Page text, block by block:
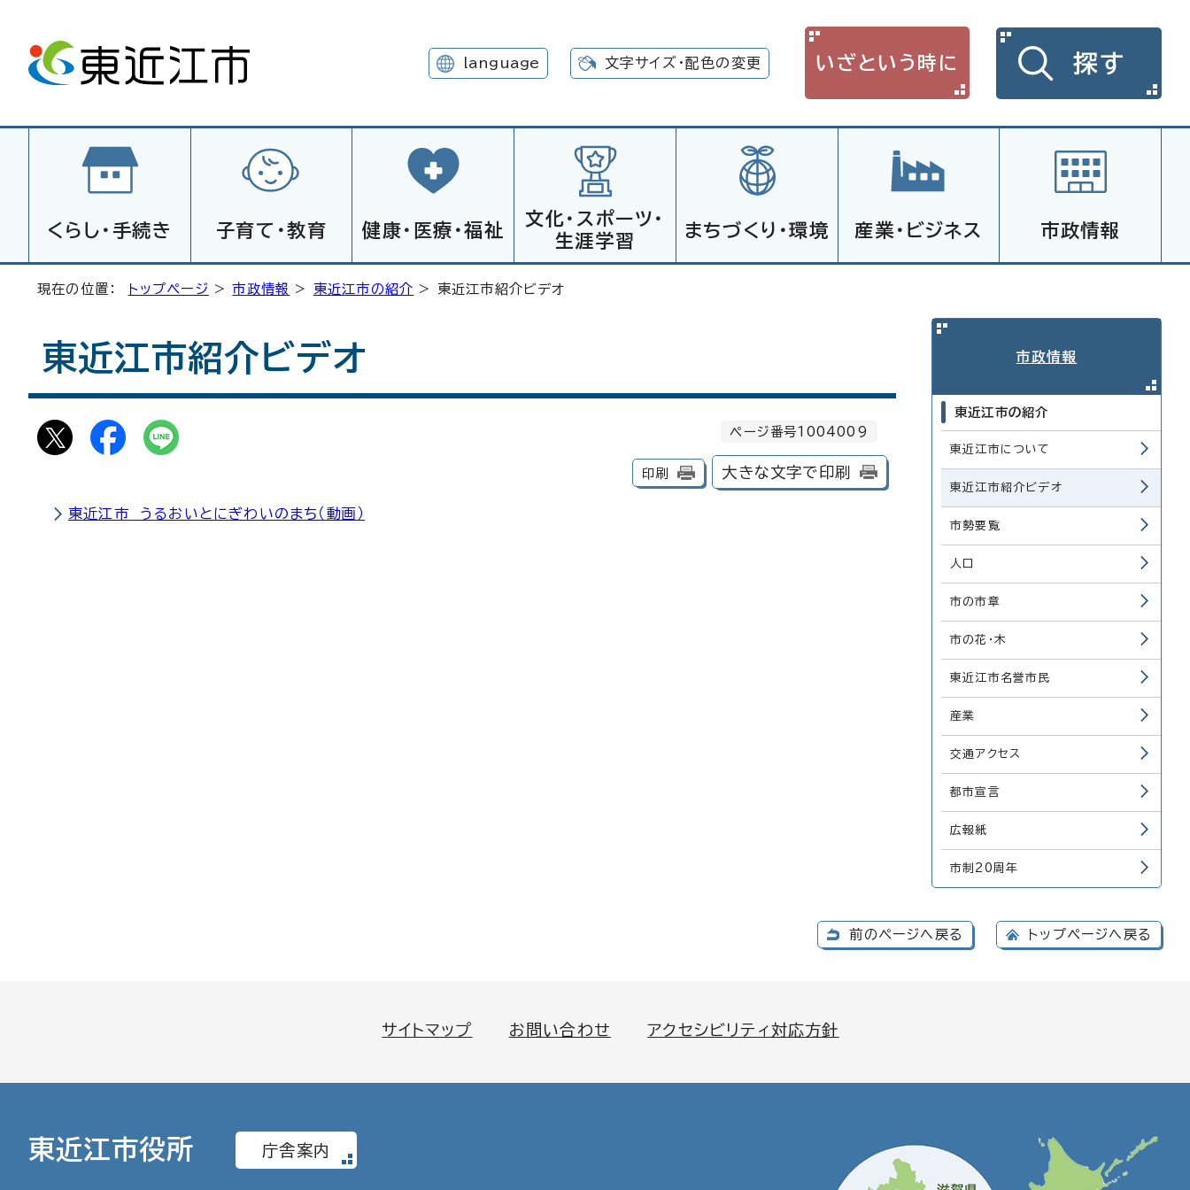
language 文字サイズ・配色の変更 いざという時に 探す
くらし・手続き 子育て・教育 健康・医療・福祉
文化・スポーツ・
生涯学習
まちづくり・環境 産業・ビジネス 市政情報
現在の位置： トップページ >市政情報 > 東近江市の紹介 > 東近江市紹介ビデオ
東近江市紹介ビデオ
ページ番号1004009
印刷 大きな文字で印刷
東近江市 うるおいとにぎわいのまち（動画）
市政情報
東近江市の紹介
東近江市について
東近江市紹介ビデオ
市勢要覧
人口
市の市章
市の花・木
東近江市名誉市民
産業
交通アクセス
都市宣言
広報紙
市制20周年
前のページへ戻る トップページへ戻る
サイトマップ お問い合わせ アクセシビリティ対応方針
東近江市役所 庁舎案内